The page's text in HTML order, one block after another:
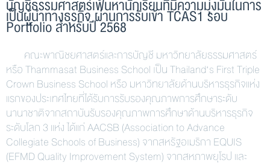
บัญชีธรรมศาสตร์เฟ้นหานักเรียนที่มีความมุ่งมั่นในการ
เป็นผู้นำทางธุรกิจ ผ่านการรับเข้า TCAS1 รอบ
Portfolio สำหรับปี 2568
คณะพาณิชยศาสตร์และการบัญชี มหาวิทยาลัยธรรมศาสตร์
หรือ Thammasat Business School เป็น Thailand‘s First Triple
Crown Business School หรือ มหาวิทยาลัยด้านบริหารธุรกิจแห่ง
แรกของประเทศไทยที่ได้รับการรับรองคุณภาพการศึกษาระดับ
นานาชาติจากสถาบันรับรองคุณภาพการศึกษาด้านบริหารธุรกิจ
ระดับโลก 3 แห่ง ได้แก่ AACSB (Association to Advance
Collegiate Schools of Business) จากสหรัฐอเมริกา EQUIS
(EFMD Quality Improvement System) จากสหภาพยุโรป และ